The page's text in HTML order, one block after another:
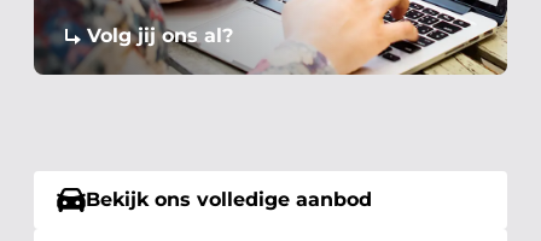
Volg jij ons al?
Bekijk ons volledige aanbod